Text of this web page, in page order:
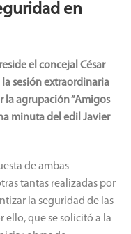
en
el concejal César
sesión extraordinaria
la agrupación “Amigos
minuta del edil Javier
de ambas
tantas realizadas por
la seguridad de las
ello, que se solicitó a la